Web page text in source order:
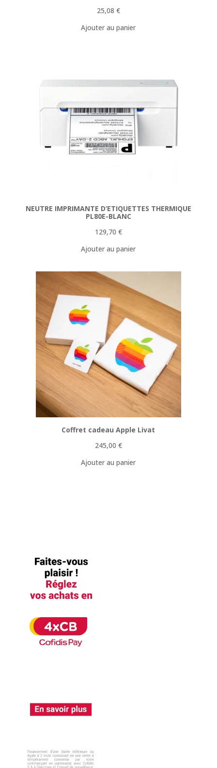
25,08 €
Ajouter au panier
NEUTRE IMPRIMANTE D’ETIQUETTES THERMIQUE
PL80E-BLANC
129,70 €
Ajouter au panier
Coffret cadeau Apple Livat
245,00 €
Ajouter au panier